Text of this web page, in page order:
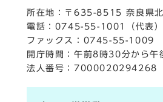
所在地：〒635-8515 奈良県
電話： 0745-55-1001
（代表）
ファックス：0745-55-1009
開庁時間：午前8時30分から午
法人番号：7000020294268